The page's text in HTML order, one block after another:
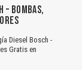
– BOMBAS,
Diesel Bosch -
Gratis en